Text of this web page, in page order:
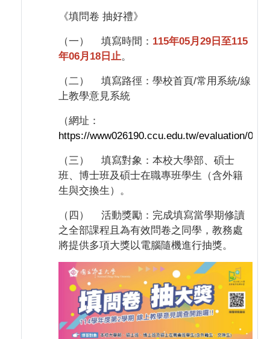
《填問卷 抽好禮》
（一） 填寫時間： 115年05月29日至115
年06月 18日止。
（二） 填寫路徑：學校首頁/常用系統/線
上教學意見系統
（網址：
https://www026190.ccu.edu.tw/evaluation/
（三）
填寫對象：本校大學部、碩士
班、博士班及碩士在職專班學生（含外籍
生與交換生）。
（四）
活動獎勵：完成填寫當學期修讀
之全部課程且為有效問卷之同學，教務處
將提供多項大獎以電腦隨機進行抽獎。